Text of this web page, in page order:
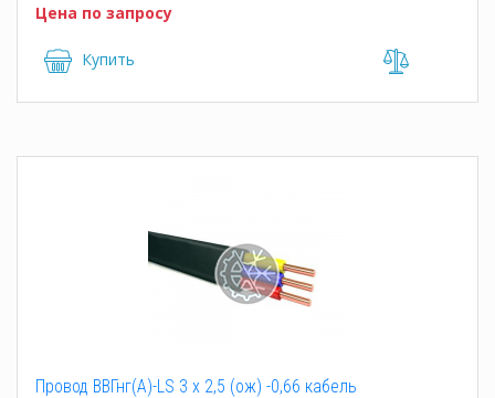
Цена по запросу
Купить
Провод ВВГнг(А)-LS 3 x 2,5 (ож) -0,66 кабель